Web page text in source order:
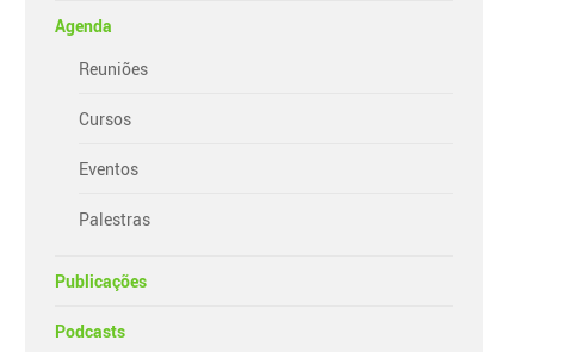
Agenda
Reuniões
Cursos
Eventos
Palestras
Publicações
Podcasts